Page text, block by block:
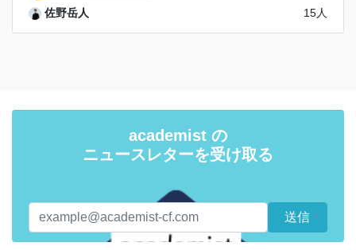
佐野岳人 15人
academist の
ニュースレターを受け取る